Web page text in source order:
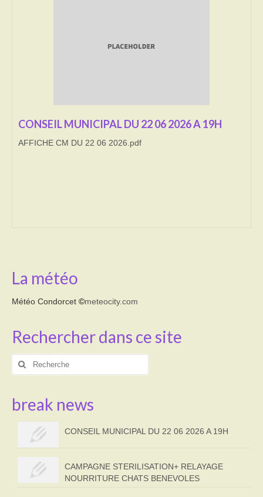
LE BRULAGE DES VEGETAUX
DECHETS VERTS
CONSEIL MUNICIPAL DU 22 06 2026 A 19H
AFFICHE CM DU 22 06 2026.pdf
La météo
Météo Condorcet ©meteocity.com
Rechercher dans ce site
Rechercher
break news
CONSEIL MUNICIPAL DU 22 06 2026 A 19H
CAMPAGNE STERILISATION+ RELAYAGE
NOURRITURE CHATS BENEVOLES